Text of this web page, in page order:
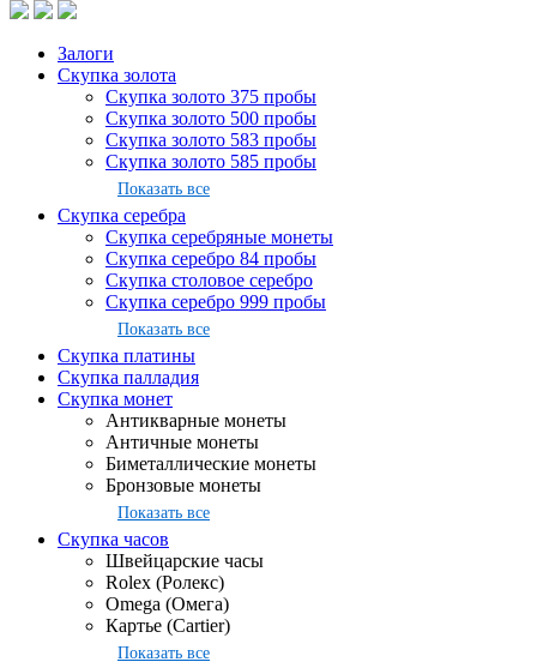
Залоги
Скупка золота
Скупка золото 375 пробы
Скупка золото 500 пробы
Скупка золото 583 пробы
Скупка золото 585 пробы
Показать все
Скупка серебра
Скупка серебряные монеты
Скупка серебро 84 пробы
Скупка столовое серебро
Скупка серебро 999 пробы
Показать все
Скупка платины
Скупка палладия
Скупка монет
Антикварные монеты
Античные монеты
Биметаллические монеты
Бронзовые монеты
Показать все
Скупка часов
Швейцарские часы
Rolex (Ролекс)
Omega (Омега)
Картье (Cartier)
Показать все